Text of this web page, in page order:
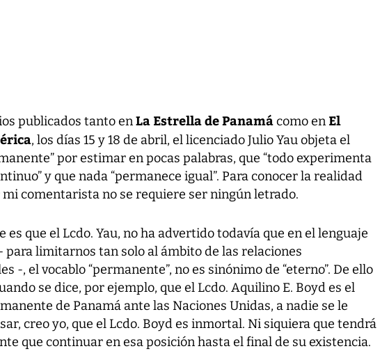
publicados tanto enLa Estrella de Panamácomo en El
, los días 15 y 18 de abril, el licenciado Julio Yau objeta el
por estimar en pocas palabras, que “todo experimenta
y que nada “permanece igual”. Para conocer la realidad
comentarista no se requiere ser ningún letrado.
es que el Lcdo. Yau, no ha advertido todavía que en el lenguaje
para limitarnos tan solo al ámbito de las relaciones
-, el vocablo “permanente”, no es sinónimo de “eterno”. De ello
se dice, por ejemplo, que el Lcdo. Aquilino E. Boyd es el
de Panamá ante las Naciones Unidas, a nadie se le
creo yo, que el Lcdo. Boyd es inmortal. Ni siquiera que tendrá
que continuar en esa posición hasta el final de su existencia.